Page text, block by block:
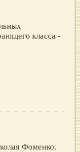
класса -
Фоменко.